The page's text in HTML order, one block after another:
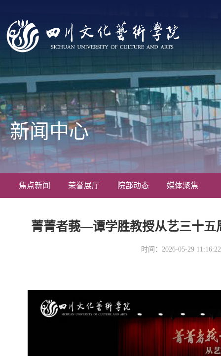
焦点新闻 荣誉展厅 院部动态 媒体聚焦
新闻中心
菁菁者莪—谭学胜教授从艺三十五
时间：2026-05-29